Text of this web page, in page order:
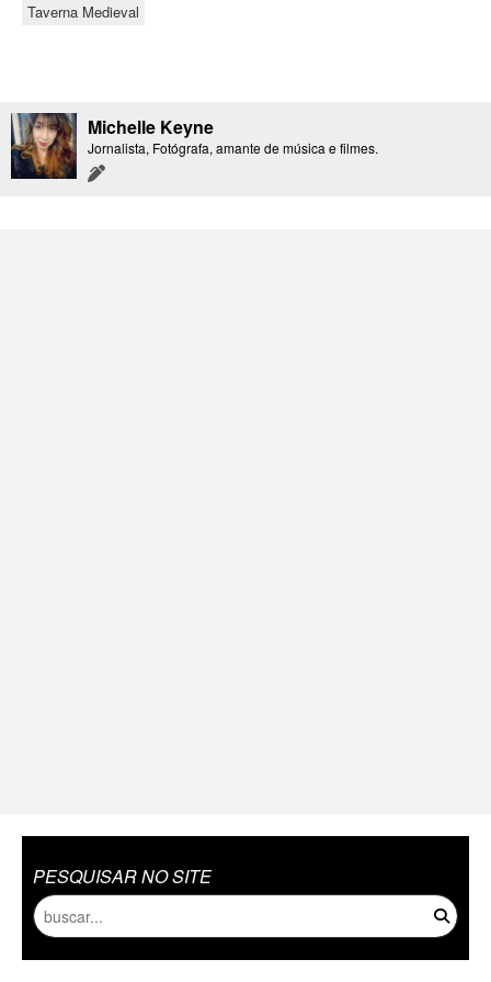
Taverna Medieval
Michelle Keyne
Jornalista, Fotógrafa, amante de música e filmes.
PESQUISAR NO SITE